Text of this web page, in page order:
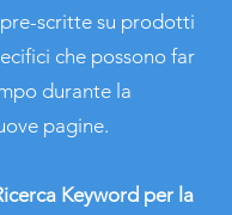
scritte su prodotti
che possono far
durante la
pagine.
Keyword per la